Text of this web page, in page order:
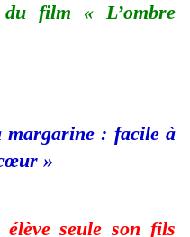
film « L’ombre
margarine : facile à
»
élève seule son fils